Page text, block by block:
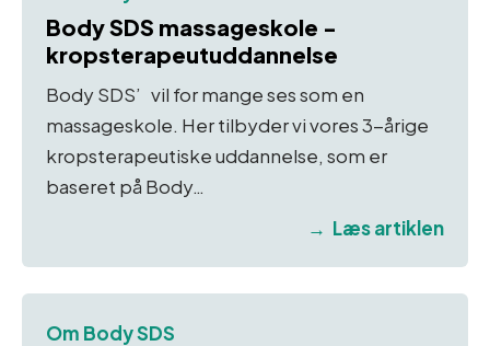
Body SDS massageskole -
kropsterapeutuddannelse
Body SDS’ vil for mange ses som en
massageskole. Her tilbyder vi vores 3-årige
kropsterapeutiske uddannelse, som er
baseret på Body…
Læs artiklen
Om Body SDS